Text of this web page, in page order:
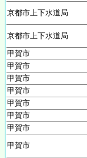
京都市上下水道局
京都市上下水道局
甲賀市
甲賀市
甲賀市
甲賀市
甲賀市
甲賀市
甲賀市
甲賀市